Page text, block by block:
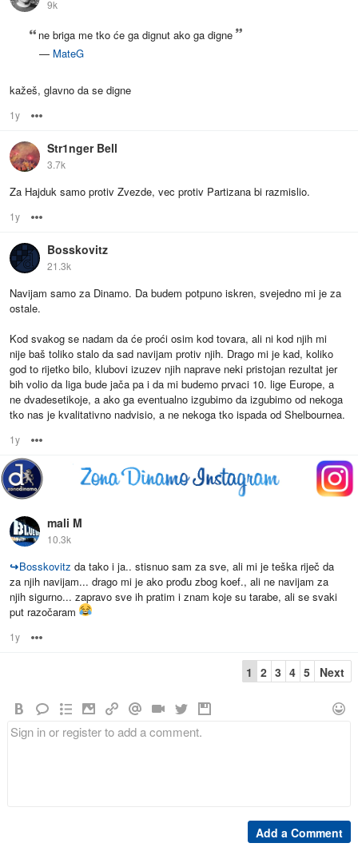
9k
ne briga me tko će ga dignut ako ga digne
— MateG
kažeš, glavno da se digne
1y
Str1nger Bell
3.7k
Za Hajduk samo protiv Zvezde, vec protiv Partizana bi razmislio.
1y
Bosskovitz
21.3k
Navijam samo za Dinamo. Da budem potpuno iskren, svejedno mi je za
ostale.
Kod svakog se nadam da će proći osim kod tovara, ali ni kod njih mi
nije baš toliko stalo da sad navijam protiv njih. Drago mi je kad, koliko
god to rijetko bilo, klubovi izuzev njih naprave neki pristojan rezultat jer
bih volio da liga bude jača pa i da mi budemo prvaci 10. lige Europe, a
ne dvadesetikoje, a ako ga eventualno izgubimo da izgubimo od nekoga
tko nas je kvalitativno nadvisio, a ne nekoga tko ispada od Shelbournea.
1y
mali M
10.3k
↪Bosskovitz da tako i ja.. stisnuo sam za sve, ali mi je teška riječ da
za njih navijam... drago mi je ako prođu zbog koef., ali ne navijam za
njih sigurno... zapravo sve ih pratim i znam koje su tarabe, ali se svaki
put razočaram
1y
1 2 3 4 5 Next
Add a Comment